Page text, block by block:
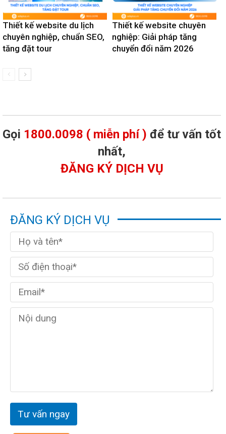
Thiết kế website du lịch
chuyên nghiệp, chuẩn SEO,
tăng đặt tour
Thiết kế website chuyên
nghiệp: Giải pháp tăng
chuyển đổi năm 2026
Gọi 1800.0098 ( miễn phí ) để tư vấn tốt
nhất,
ĐĂNG KÝ DỊCH VỤ
ĐĂNG KÝ DỊCH VỤ